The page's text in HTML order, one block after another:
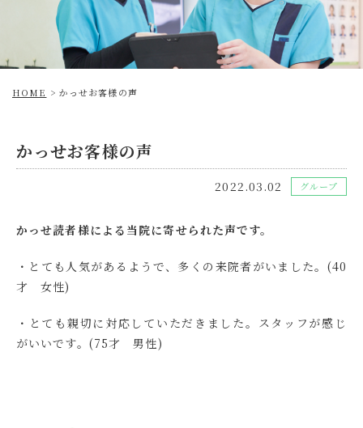
HOME > かっせお客様の声
かっせお客様の声
2022.03.02 グループ
かっせ読者様による当院に寄せられた声です。
・とても人気があるようで、多くの来院者がいました。(40
才 女性)
・とても親切に対応していただきました。スタッフが感じ
がいいです。(75才 男性)